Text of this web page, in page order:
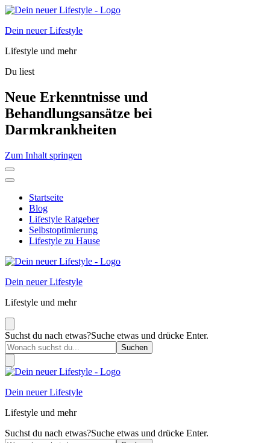
Dein neuer Lifestyle
Lifestyle und mehr
Du liest
Neue Erkenntnisse und
Behandlungsansätze bei
Darmkrankheiten
Zum Inhalt springen
Startseite
Blog
Lifestyle Ratgeber
Selbstoptimierung
Lifestyle zu Hause
Dein neuer Lifestyle
Lifestyle und mehr
Suchst du nach etwas?Suche etwas und drücke Enter.
Dein neuer Lifestyle
Lifestyle und mehr
Suchst du nach etwas?Suche etwas und drücke Enter.